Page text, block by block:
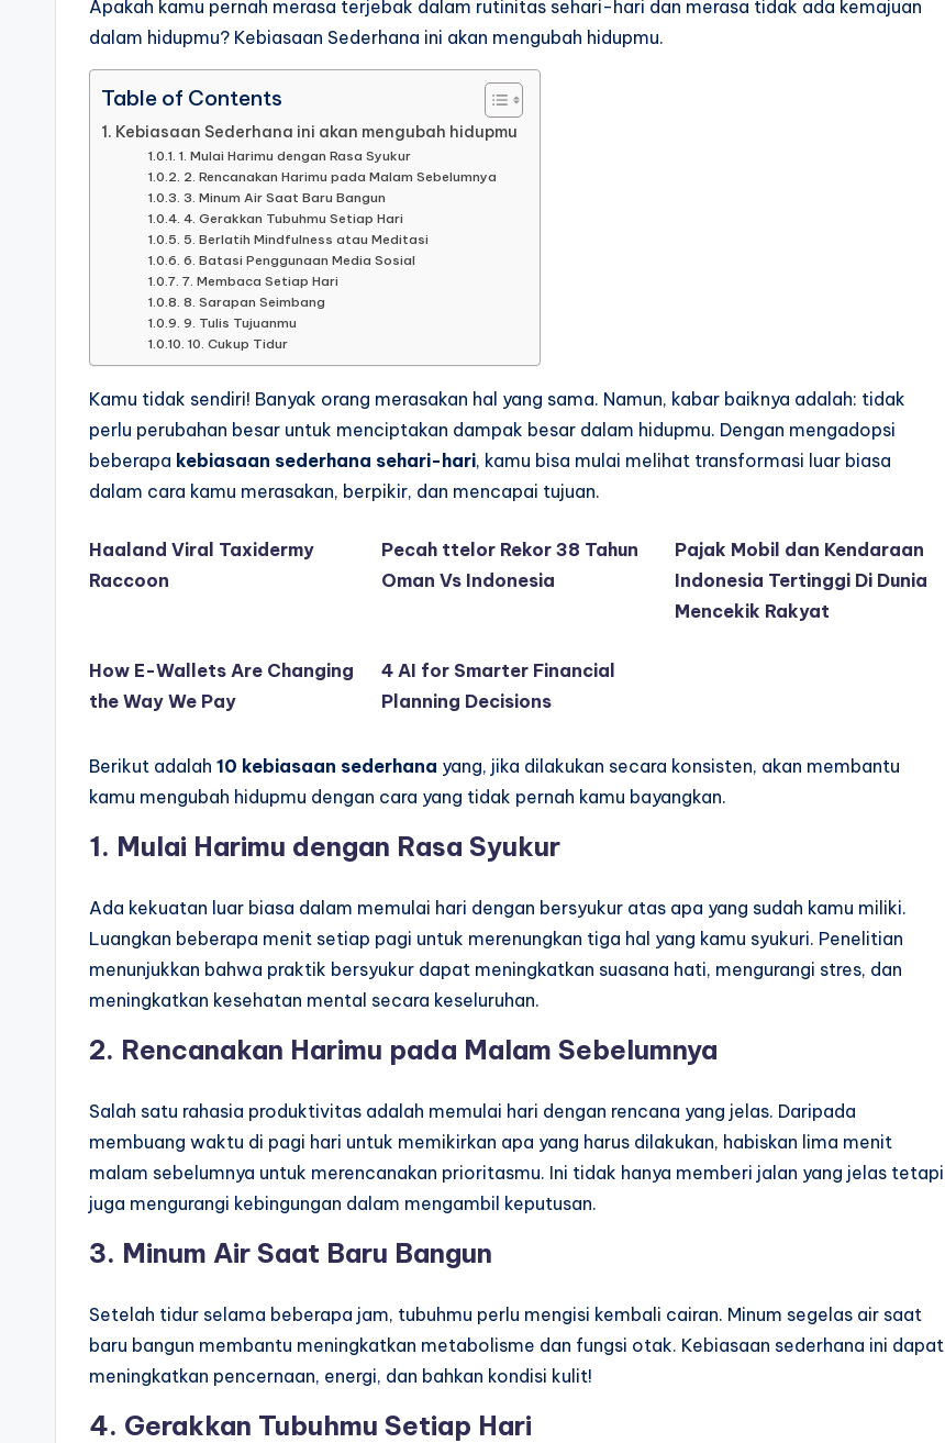
Apakah kamu pernah merasa terjebak dalam rutinitas sehari-hari dan merasa tidak ada kemajuan
dalam hidupmu? Kebiasaan Sederhana ini akan mengubah hidupmu.
Table of Contents
Kebiasaan Sederhana ini akan mengubah hidupmu
1. Mulai Harimu dengan Rasa Syukur
2. Rencanakan Harimu pada Malam Sebelumnya
3. Minum Air Saat Baru Bangun
4. Gerakkan Tubuhmu Setiap Hari
5. Berlatih Mindfulness atau Meditasi
6. Batasi Penggunaan Media Sosial
7. Membaca Setiap Hari
8. Sarapan Seimbang
9. Tulis Tujuanmu
10. Cukup Tidur
Kamu tidak sendiri! Banyak orang merasakan hal yang sama. Namun, kabar baiknya adalah: tidak
perlu perubahan besar untuk menciptakan dampak besar dalam hidupmu. Dengan mengadopsi
beberapa kebiasaan sederhana sehari-hari, kamu bisa mulai melihat transformasi luar biasa
dalam cara kamu merasakan, berpikir, dan mencapai tujuan.
Haaland Viral Taxidermy
Raccoon
Pecah ttelor Rekor 38 Tahun
Oman Vs Indonesia
Pajak Mobil dan Kendaraan
Indonesia Tertinggi Di Dunia
Mencekik Rakyat
How E-Wallets Are Changing
the Way We Pay
4 AI for Smarter Financial
Planning Decisions
Berikut adalah 10 kebiasaan sederhana yang, jika dilakukan secara konsisten, akan membantu
kamu mengubah hidupmu dengan cara yang tidak pernah kamu bayangkan.
1. Mulai Harimu dengan Rasa Syukur
Ada kekuatan luar biasa dalam memulai hari dengan bersyukur atas apa yang sudah kamu miliki.
Luangkan beberapa menit setiap pagi untuk merenungkan tiga hal yang kamu syukuri. Penelitian
menunjukkan bahwa praktik bersyukur dapat meningkatkan suasana hati, mengurangi stres, dan
meningkatkan kesehatan mental secara keseluruhan.
2. Rencanakan Harimu pada Malam Sebelumnya
Salah satu rahasia produktivitas adalah memulai hari dengan rencana yang jelas. Daripada
membuang waktu di pagi hari untuk memikirkan apa yang harus dilakukan, habiskan lima menit
malam sebelumnya untuk merencanakan prioritasmu. Ini tidak hanya memberi jalan yang jelas tetapi
juga mengurangi kebingungan dalam mengambil keputusan.
3. Minum Air Saat Baru Bangun
Setelah tidur selama beberapa jam, tubuhmu perlu mengisi kembali cairan. Minum segelas air saat
baru bangun membantu meningkatkan metabolisme dan fungsi otak. Kebiasaan sederhana ini dapat
meningkatkan pencernaan, energi, dan bahkan kondisi kulit!
4. Gerakkan Tubuhmu Setiap Hari